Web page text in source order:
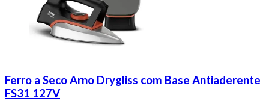
Ferro a Seco Arno Drygliss com Base Antiaderente
FS31 127V